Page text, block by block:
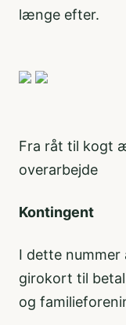
længe efter.
Fra råt til kogt
overarbejde
Kontingent
I dette nummer
girokort til
og